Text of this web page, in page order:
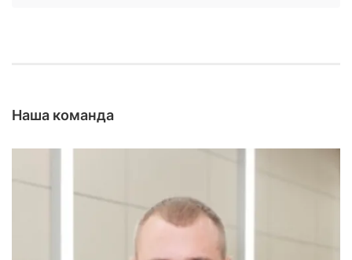
Наша команда